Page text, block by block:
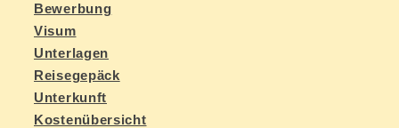
Be­wer­bung
Vi­sum
Un­ter­la­gen
Rei­se­ge­päck
Un­ter­kunft
Kos­ten­über­sicht